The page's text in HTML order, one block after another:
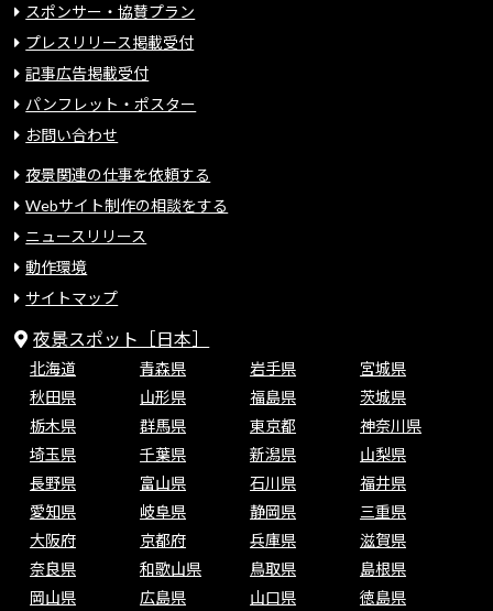
スポンサー・協賛プラン
プレスリリース掲載受付
記事広告掲載受付
パンフレット・ポスター
お問い合わせ
夜景関連の仕事を依頼する
Webサイト制作の相談をする
ニュースリリース
動作環境
サイトマップ
夜景スポット［日本］
北海道 青森県 岩手県
宮城県
秋田県
山形県 福島県
茨城県
栃木県
群馬県 東京都
神奈川県
埼玉県
千葉県 新潟県
山梨県
長野県
富山県 石川県
福井県
愛知県
岐阜県 静岡県
三重県
大阪府
京都府 兵庫県
滋賀県
奈良県
和歌山県 鳥取県
島根県
岡山県
広島県 山口県
徳島県